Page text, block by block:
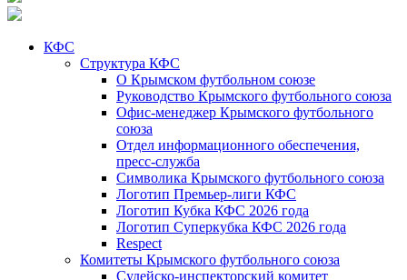
КФС
Структура КФС
О Крымском футбольном союзе
Руководство Крымского футбольного союза
Офис-менеджер Крымского футбольного
союза
Отдел информационного обеспечения,
пресс-служба
Символика Крымского футбольного союза
Логотип Премьер-лиги КФС
Логотип Кубка КФС 2026 года
Логотип Суперкубка КФС 2026 года
Respect
Комитеты Крымского футбольного союза
Судейско-инспекторский комитет